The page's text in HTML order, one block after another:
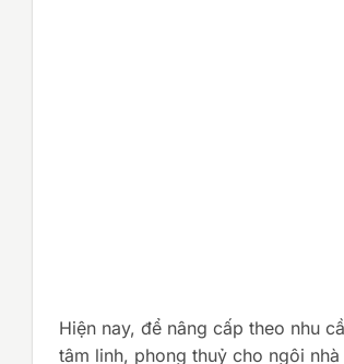
Hiện nay, để nâng cấp theo nhu
tâm linh, phong thuỷ cho ngôi